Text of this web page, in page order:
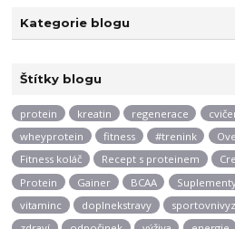
Kategorie blogu
Štítky blogu
protein kreatin regenerace
wheyprotein
fitness #trenink
Fitness koláč
Recept s proteinem
Protein
Gainer BCAA
vitaminc
doplnekstravy